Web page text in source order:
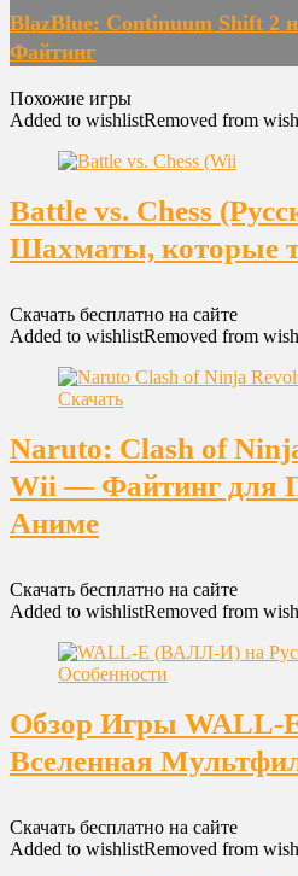
BlazBlue: Continuum Shift 2
Файтинг
Похожие игры
Added to wishlistRemoved from
Battle vs. Chess
Шахматы, которые
Скачать бесплатно на сайте
Added to wishlistRemoved from
Naruto: Clash of
Wii — Файтинг для
Аниме
Скачать бесплатно на сайте
Added to wishlistRemoved from
Обзор Игры WALL-
Вселенная
Скачать бесплатно на сайте
Added to wishlistRemoved from